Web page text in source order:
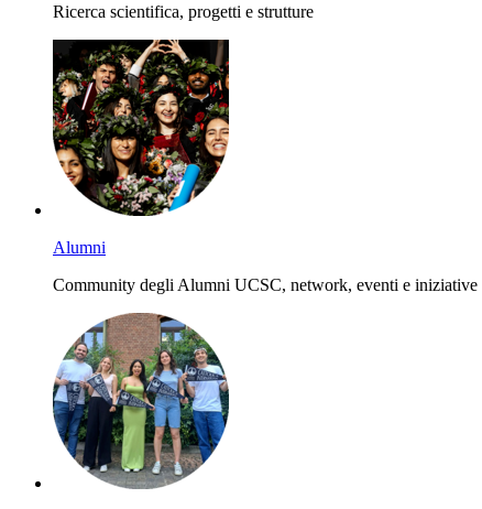
Ricerca scientifica, progetti e strutture
Alumni
Community degli Alumni UCSC, network, eventi e iniziative